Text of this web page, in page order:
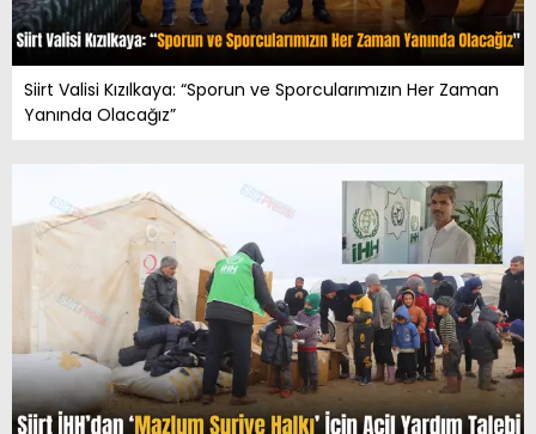
Siirt Valisi Kızılkaya: “Sporun ve Sporcularımızın Her Zaman
Yanında Olacağız”